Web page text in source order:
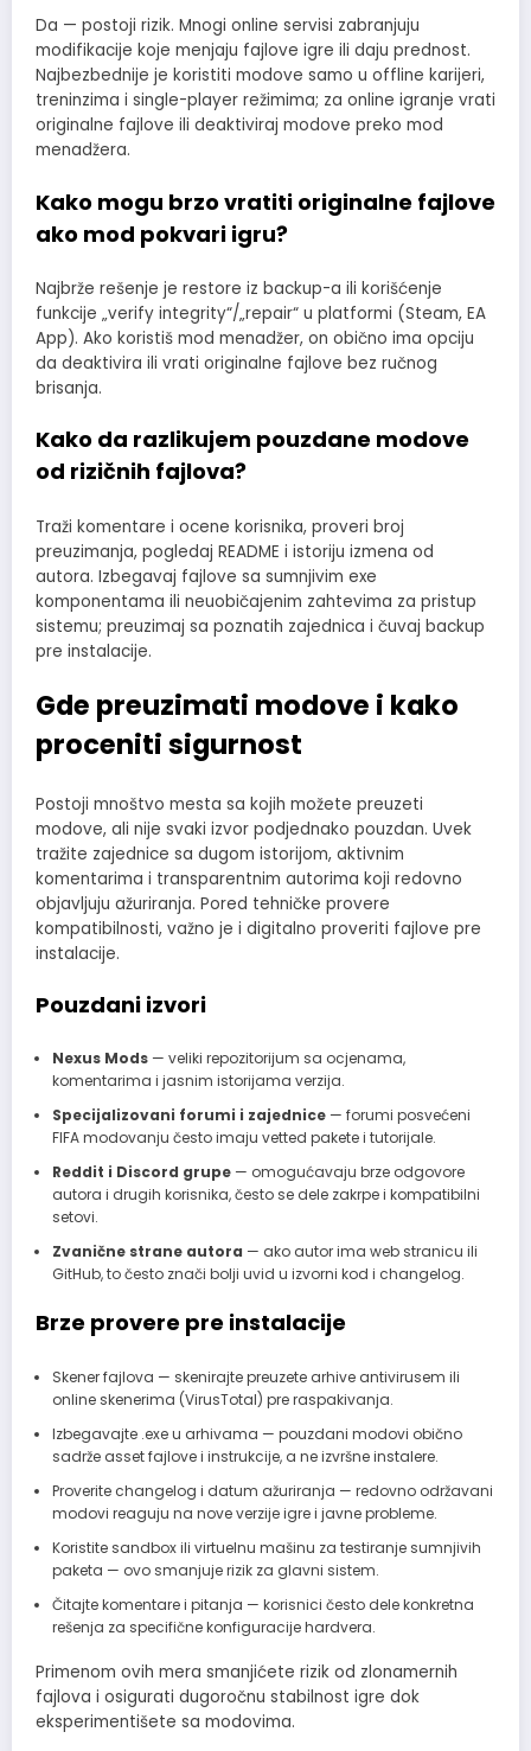
Da — postoji rizik. Mnogi online servisi zabranjuju
modifikacije koje menjaju fajlove igre ili daju prednost.
Najbezbednije je koristiti modove samo u offline karijeri,
treninzima i single-player režimima; za online igranje vrati
originalne fajlove ili deaktiviraj modove preko mod
menadžera.
Kako mogu brzo vratiti originalne fajlove
ako mod pokvari igru?
Najbrže rešenje je restore iz backup-a ili korišćenje
funkcije „verify integrity“/„repair“ u platformi (Steam, EA
App). Ako koristiš mod menadžer, on obično ima opciju
da deaktivira ili vrati originalne fajlove bez ručnog
brisanja.
Kako da razlikujem pouzdane modove
od rizičnih fajlova?
Traži komentare i ocene korisnika, proveri broj
preuzimanja, pogledaj README i istoriju izmena od
autora. Izbegavaj fajlove sa sumnjivim exe
komponentama ili neuobičajenim zahtevima za pristup
sistemu; preuzimaj sa poznatih zajednica i čuvaj backup
pre instalacije.
Gde preuzimati modove i kako
proceniti sigurnost
Postoji mnoštvo mesta sa kojih možete preuzeti
modove, ali nije svaki izvor podjednako pouzdan. Uvek
tražite zajednice sa dugom istorijom, aktivnim
komentarima i transparentnim autorima koji redovno
objavljuju ažuriranja. Pored tehničke provere
kompatibilnosti, važno je i digitalno proveriti fajlove pre
instalacije.
Pouzdani izvori
Nexus Mods— veliki repozitorijum sa ocjenama,
komentarima i jasnim istorijama verzija.
Specijalizovani forumi i zajednice— forumi posvećeni
FIFA modovanju često imaju vetted pakete i tutorijale.
Reddit i Discord grupe— omogućavaju brze odgovore
autora i drugih korisnika, često se dele zakrpe i kompatibilni
setovi.
Zvanične strane autora — ako autor ima web stranicu ili
GitHub, to često znači bolji uvid u izvorni kod i changelog.
Brze provere pre instalacije
Skener fajlova — skenirajte preuzete arhive antivirusem ili
online skenerima (VirusTotal) pre raspakivanja.
Izbegavajte .exe u arhivama — pouzdani modovi obično
sadrže asset fajlove i instrukcije, a ne izvršne instalere.
Proverite changelog i datum ažuriranja — redovno održavani
modovi reaguju na nove verzije igre i javne probleme.
Koristite sandbox ili virtuelnu mašinu za testiranje sumnjivih
paketa — ovo smanjuje rizik za glavni sistem.
Čitajte komentare i pitanja — korisnici često dele konkretna
rešenja za specifične konfiguracije hardvera.
Primenom ovih mera smanjićete rizik od zlonamernih
fajlova i osigurati dugoročnu stabilnost igre dok
eksperimentišete sa modovima.